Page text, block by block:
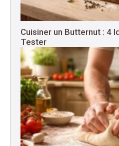
Cuisiner un Butternut : 4
Tester